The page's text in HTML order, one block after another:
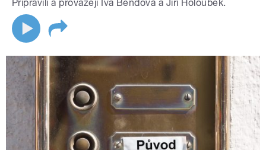
Připravili a provázejí Iva Bendová a Jiří Holoubek.